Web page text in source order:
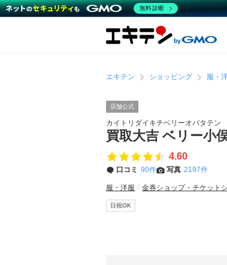
エキテン ショッピング 服・
店舗公式
カイトリダイキチベリーオバタテン
買取大吉 ベリー小
4.60
口コミ 90件 写真 2197件
服・洋服 金券ショップ・チケット
日祝OK
無料診断